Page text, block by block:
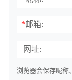
*邮箱:
网址:
浏览器会保存昵称